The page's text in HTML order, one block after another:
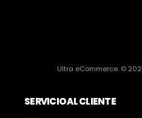
Ultra eCommerce. ©
SERVICIO AL CLIENTE